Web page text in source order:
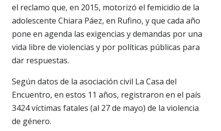
el reclamo que, en 2015, motorizó el femicidio de la
adolescente Chiara Páez, en Rufino, y que cada año
pone en agenda las exigencias y demandas por una
vida libre de violencias y por políticas públicas para
dar respuestas.
Según datos de la asociación civil La Casa del
Encuentro, en estos 11 años, registraron en el país
3424 víctimas fatales (al 27 de mayo) de la violencia
de género.